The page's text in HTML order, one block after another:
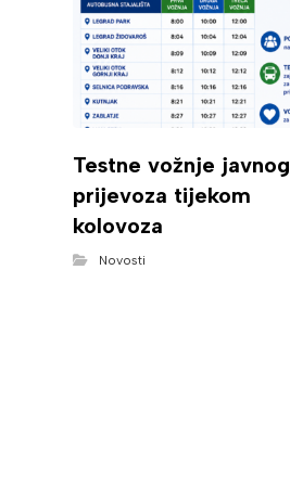
Testne vožnje javnog
prijevoza tijekom
kolovoza
Novosti